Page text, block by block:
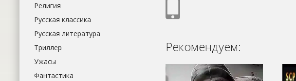
Рекомендуем:
Религия
Русская классика
Русская литература
Триллер
Ужасы
Фантастика